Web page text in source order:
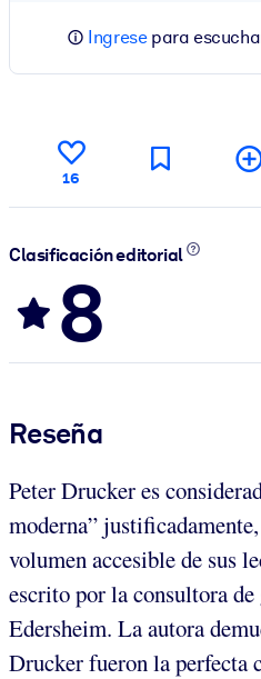
Ingresepara
16
Clasificación editorial
8
Reseña
Peter Drucker es
moderna”
volumen accesible de sus
escrito por la consultora
Edersheim. La autora
Drucker fueron la perfecta